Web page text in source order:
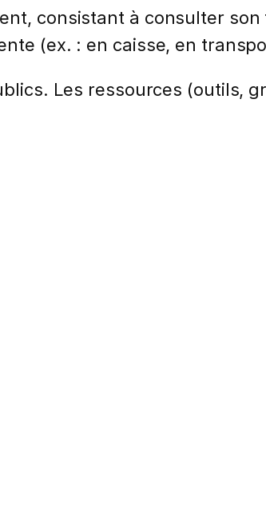
consistant à consulter
(ex. : en caisse, en
Les ressources (outils,